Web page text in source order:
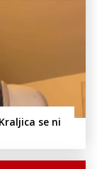
se ni